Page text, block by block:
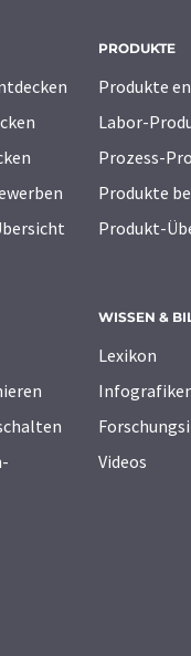
PRODUKTE
Produkte
Labor-
Prozess-
Produkte
Produkt-
WISSEN &
Lexikon
Videos